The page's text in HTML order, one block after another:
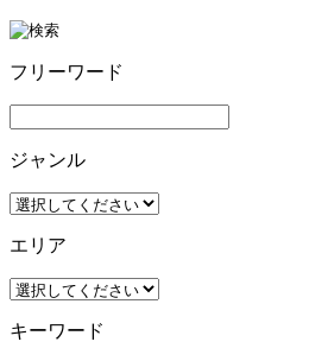
フリーワード
ジャンル
エリア
キーワード